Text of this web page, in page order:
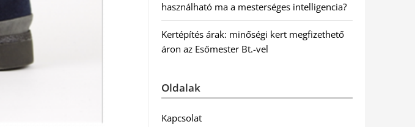
használható ma a mesterséges intelligencia?
Kertépítés árak: minőségi kert megfizethető
áron az Esőmester Bt.-vel
Oldalak
Kapcsolat